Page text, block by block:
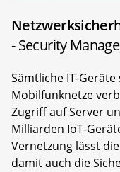
- Security
Sämtliche IT-
Mobilfunknetze
Zugriff auf Server
Milliarden IoT-
Vernetzung lässt
damit auch die